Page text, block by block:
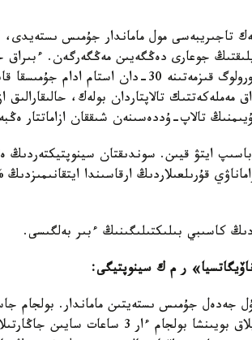
جوعارى دەڭگەيىن مەڭگەرگەن. ءبىراق
بىرنەشە جىلدا اۆياتسيالىق مەتەورولوگ قىزمەتىنە
تالاپتاردان بولەك، حالىقارالىق
تالاپ-ۇددەسىنەن شىققان ازاماتتار
ايتۋ قيىن. سوندىقتان سينوپتيكتەردىڭ
كاسىبي بىلىكتىلىگىنىڭ ءبىر بەلگىسى.
ر م ك سينوپتيگى:
جەدەل جۇمىس ىستەيتىن ماماندار. بولجام
شىعارماشىلىق پروتسەسس. اۋەايلاق بويىنشا